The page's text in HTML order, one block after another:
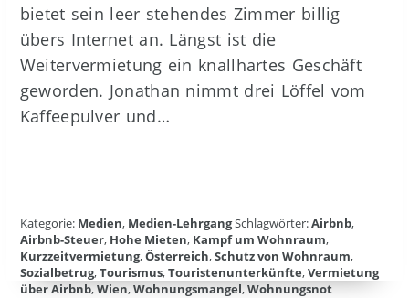
bietet sein leer stehendes Zimmer billig
übers Internet an. Längst ist die
Weitervermietung ein knallhartes Geschäft
geworden. Jonathan nimmt drei Löffel vom
Kaffeepulver und…
Kategorie: Medien, Medien-LehrgangSchlagwörter:Airbnb,
Airbnb-Steuer, Hohe Mieten, Kampf um Wohnraum,
Kurzzeitvermietung,Österreich,Schutz von Wohnraum,
Sozialbetrug,Tourismus,Touristenunterkünfte,Vermietung
über Airbnb,Wien,Wohnungsmangel,Wohnungsnot